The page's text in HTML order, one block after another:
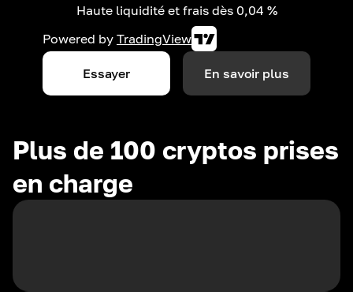
Haute liquidité et frais dès 0,04 %
Powered by TradingView
Essayer En savoir plus
Plus de 100 cryptos prises
en charge